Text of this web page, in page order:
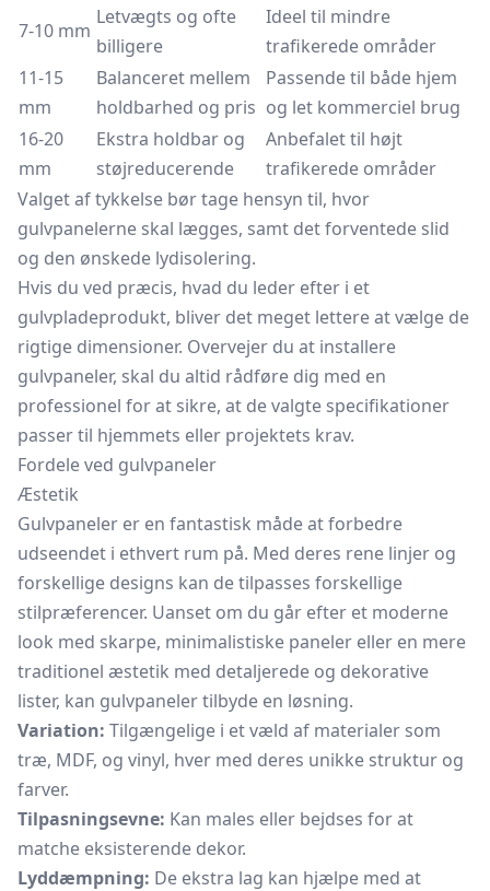
7-10 mm
Letvægts og ofte
billigere
Ideel til mindre
trafikerede områder
11-15
mm
Balanceret mellem
holdbarhed og pris
Passende til både hjem
og let kommerciel brug
16-20
mm
Ekstra holdbar og
støjreducerende
Anbefalet til højt
trafikerede områder
Valget af tykkelse bør tage hensyn til, hvor
gulvpanelerne skal lægges, samt det forventede slid
og den ønskede lydisolering.
Hvis du ved præcis, hvad du leder efter i et
gulvpladeprodukt, bliver det meget lettere at vælge de
rigtige dimensioner. Overvejer du at installere
gulvpaneler, skal du altid rådføre dig med en
professionel for at sikre, at de valgte specifikationer
passer til hjemmets eller projektets krav.
Fordele ved gulvpaneler
Æstetik
Gulvpaneler er en fantastisk måde at forbedre
udseendet i ethvert rum på. Med deres rene linjer og
forskellige designs kan de tilpasses forskellige
stilpræferencer. Uanset om du går efter et moderne
look med skarpe, minimalistiske paneler eller en mere
traditionel æstetik med detaljerede og dekorative
lister, kan gulvpaneler tilbyde en løsning.
Variation: Tilgængelige i et væld af materialer som
træ, MDF, og vinyl, hver med deres unikke struktur og
farver.
Tilpasningsevne: Kan males eller bejdses for at
matche eksisterende dekor.
Lyddæmpning: De ekstra lag kan hjælpe med at